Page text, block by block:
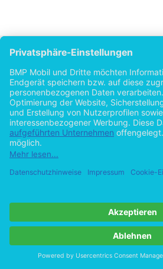
2.3 Die kubanische Exilschriftstellerin
En mis libros la enferma no era yo, sino
pero no salva a nadie. Sin embargo,
tento sino una forma de darle sentido a
Mit diesem Zitat von Herta Müller beginnt
Blog und aus diesem Zitat wird ihre
Zoé Valdés wurde 1959 in Havanna
Mal nach Paris, wo sie die darauf
noch kehrte Valdés jährlich nach Kuba
cotidianaerschien, verließ sie jedoch